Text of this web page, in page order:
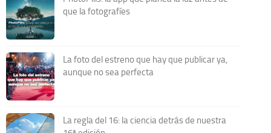
que la fotografíes
La foto del estreno que hay que publicar ya,
aunque no sea perfecta
La regla del 16: la ciencia detrás de nuestra